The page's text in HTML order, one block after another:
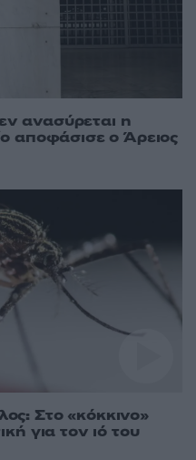
ανασύρεται η
αποφάσισε ο Άρειος
Στο «κόκκινο»
για τον ιό του